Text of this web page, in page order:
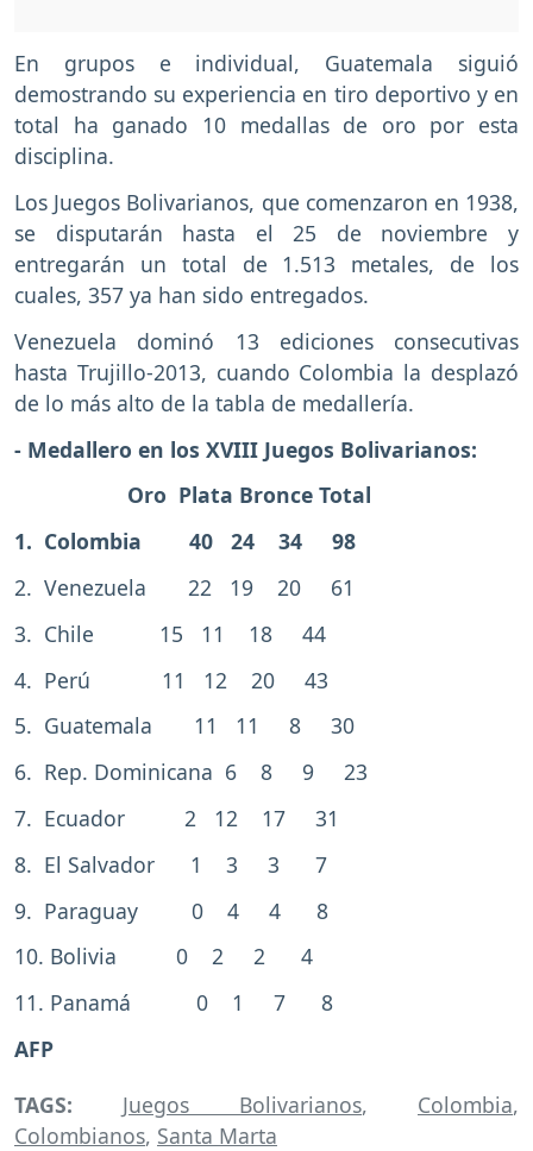
En grupos e individual, Guatemala siguió
demostrando su experiencia en tiro deportivo y en
total ha ganado 10 medallas de oro por esta
disciplina.
Los Juegos Bolivarianos, que comenzaron en 1938,
se disputarán hasta el 25 de noviembre y
entregarán un total de 1.513 metales, de los
cuales, 357 ya han sido entregados.
Venezuela dominó 13 ediciones consecutivas
hasta Trujillo-2013, cuando Colombia la desplazó
de lo más alto de la tabla de medallería.
- Medallero en los XVIII Juegos Bolivarianos:
Oro Plata Bronce Total
1. Colombia 40 24 34 98
2. Venezuela 22 19 20 61
3. Chile 15 11 18 44
4. Perú 11 12 20 43
5. Guatemala 11 11 8 30
6. Rep. Dominicana 6 8 9 23
7. Ecuador 2 12 17 31
8. El Salvador 1 3 3 7
9. Paraguay 0 4 4 8
10. Bolivia 0 2 2 4
11. Panamá 0 1 7 8
AFP
TAGS: Juegos Bolivarianos, Colombia,
Colombianos, Santa Marta